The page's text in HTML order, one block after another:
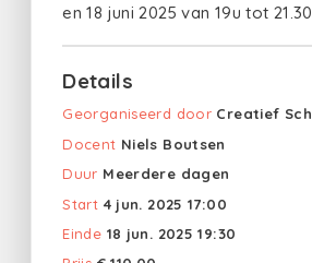
en 18 juni 2025 van 19u tot
Details
Georganiseerd door Creatief
Docent Niels Boutsen
Duur Meerdere dagen
Start 4 jun. 2025 17:00
Einde 18 jun. 2025 19:30